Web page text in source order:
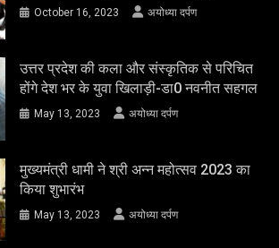
October 16, 2023 अयोध्या दर्पण
उत्तर प्रदेश की कला और संस्कृतिक से परिचित
होंगे देश भर के युवा खिलाड़ी-डा0 नवनीत सहगल
May 13, 2023 अयोध्या दर्पण
मुख्यमंत्री धामी ने श्री अन्न महोत्सव 2023 का
किया शुभारंभ
May 13, 2023 अयोध्या दर्पण